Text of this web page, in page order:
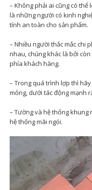
– Không phải ai cũng có
là những người có kinh
tính an toàn cho sản phẩm.
– Nhiều người thắc mắc chi
nhau, chúng khác là bởi
phía khách hàng.
– Trong quá trình lợp thì
mỏng, dưới tác động mạnh
– Tường và hệ thống khung
hệ thống mãi ngói.